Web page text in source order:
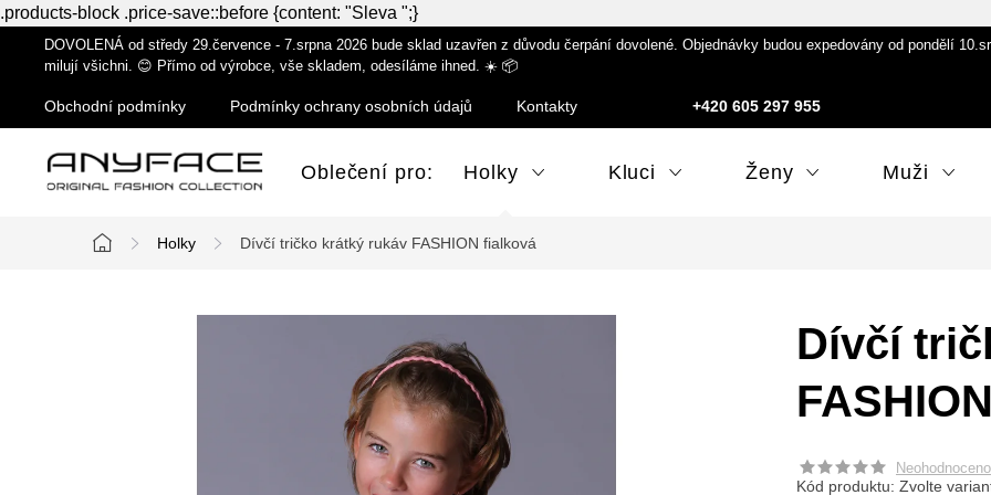
.products-block .price-save::before {content: "Sleva ";}
DOVOLENÁ od středy 29.července - 7.srpna 2026 bude sklad uzavřen z důvodu čerpání dovolené. Objednávky budou expedovány od pondělí
milují všichni. 😊 Přímo od výrobce, vše skladem, odesíláme ihned. ☀️ 📦
+420 605 297 955
Obchodní podmínky Podmínky ochrany osobních údajů Kontakty
Oblečení pro: Holky Kluci Ženy Muži
Domů
Holky Dívčí tričko krátký rukáv FASHION fialková
Dívčí
Neohodnoceno
Kód produktu: Zvolte